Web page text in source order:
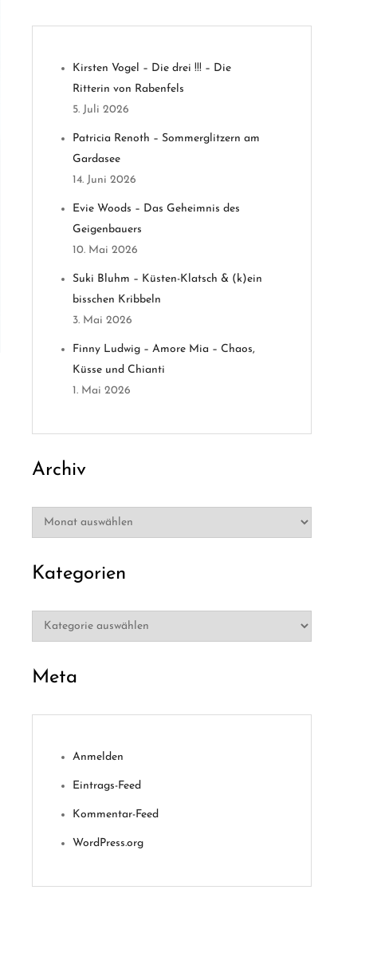
Kirsten Vogel – Die drei !!! – Die
Ritterin von Rabenfels
5. Juli 2026
Patricia Renoth – Sommerglitzern am
Gardasee
14. Juni 2026
Evie Woods – Das Geheimnis des
Geigenbauers
10. Mai 2026
Suki Bluhm – Küsten-Klatsch & (k)ein
bisschen Kribbeln
3. Mai 2026
Finny Ludwig – Amore Mia – Chaos,
Küsse und Chianti
1. Mai 2026
Archiv
Archiv
Kategorien
Kategorien
Meta
Anmelden
Eintrags-Feed
Kommentar-Feed
WordPress.org